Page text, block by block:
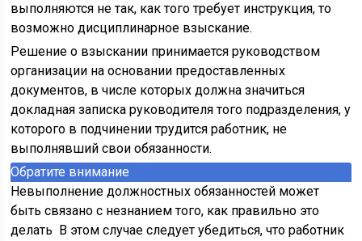
выполняются не так, как того требует инструкция, то
возможно дисциплинарное взыскание.
Решение о взыскании принимается руководством
организации на основании предоставленных
документов, в числе которых должна значиться
докладная записка руководителя того подразделения, у
которого в подчинении трудится работник, не
выполнявший свои обязанности.
Обратите внимание
Невыполнение должностных обязанностей может
быть связано с незнанием того, как правильно это
делать В этом случае следует убедиться, что работник